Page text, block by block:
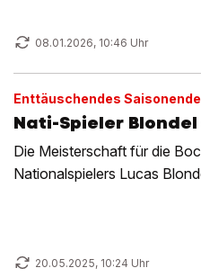
08.01.2026, 10:46 Uhr
Enttäuschendes Saisonende
Nati-Spieler
Die Meisterschaft für die
Nationalspielers Lucas
20.05.2025, 10:24 Uhr